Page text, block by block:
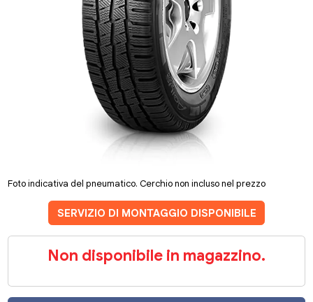
Foto indicativa del pneumatico. Cerchio non incluso nel prezzo
SERVIZIO DI MONTAGGIO DISPONIBILE
Non disponibile in magazzino.